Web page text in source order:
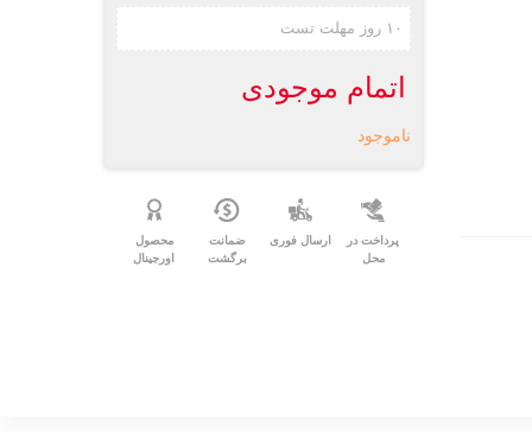
اتمام موجودی
ناموجود
پرداخت در
محل
ارسال فوری
ضمانت
برگشت
محصول
اورجینال